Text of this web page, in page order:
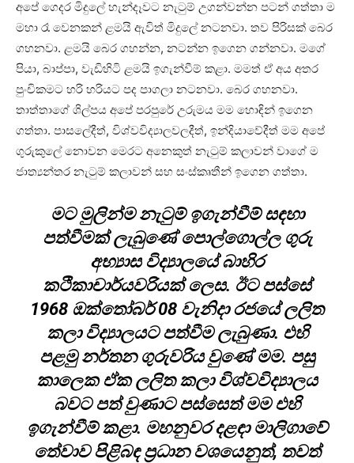
අපේ ගෙදර මිදුලේ හැන්දෑවට නැටුම් උගන්වන්න පටන් ගත්තා ම
මහා රෑ වෙනකන් ළමයි ඇවිත් මිදුලේ නටනවා. තව පිරිසක් බෙර
ගහනවා. ළමයි බෙර ගහන්න, නටන්න ඉගෙන ගන්නවා. මගේ
පියා, බාප්පා, වැඩිහිටි ළමයි ඉගැන්වීම් කළා. මමත් ඒ අය අතර
පුංචිකමට හරි හරියට පද පාගලා නටනවා. බෙර ගහනවා.
තාත්තාගේ ශිල්පය අපේ පරපුරේ උරුමය මම හොඳින් ඉගෙන
ගත්තා. පාසලේදීත්, විශ්වවිද්‍යාලවලදීත්, ඉන්දියාවේදීත් මම අපේ
ගුරුකුලේ නොවන මෙරට අනෙකුත් නැටුම් කලාවන් වාගේ ම
ජාත්‍යන්තර නැටුම් කලාවන් සහ සංස්කෘතීන් ඉගෙන ගත්තා.
මට මුලින්ම නැටුම් ඉගැන්වීම් සඳහා
පත්වීමක් ලැබුණේ පොල්ගොල්ල ගුරු
අභ්‍යාස විද්‍යාලයේ බාහිර
කථිකාචාර්යවරියක් ලෙස. ඊට පස්සේ
1968 ඔක්තෝබර් 08 වැනිදා රජයේ ලලිත
කලා විද්‍යාලයට පත්වීම ලැබුණා. එහි
පළමු නර්තන ගුරුවරිය වුණේ මම. පසු
කාලෙක ඒක ලලිත කලා විශ්වවිද්‍යාලය
බවට පත් වුණාට පස්සෙත් මම එහි
ඉගැන්වීම් කළා. මහනුවර දළඳා මාලිගාවේ
තේවාව පිළිබඳ ප්‍රධාන වශයෙනුත්, තවත්